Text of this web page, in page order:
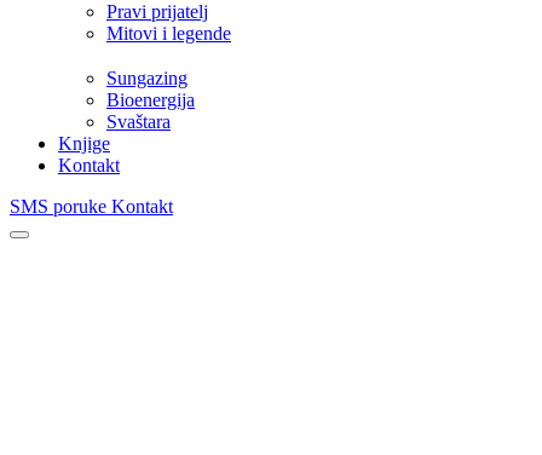
Pravi prijatelj
Mitovi i legende
Sungazing
Bioenergija
Svaštara
Knjige
Kontakt
SMS poruke Kontakt